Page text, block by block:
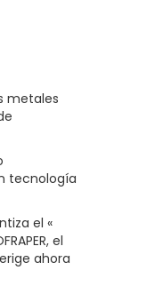
metales
tecnología
el «
el
ahora